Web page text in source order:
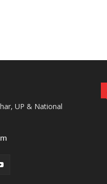
UP & National